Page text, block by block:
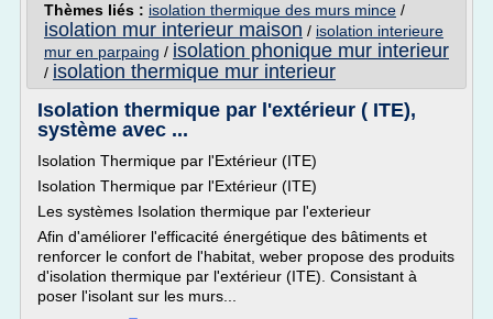
Thèmes liés : isolation thermique des murs mince /
isolation mur interieur maison / isolation interieure
mur en parpaing / isolation phonique mur interieur
/ isolation thermique mur interieur
Isolation thermique par l'extérieur ( ITE),
système avec ...
Isolation Thermique par l'Extérieur (ITE)
Isolation Thermique par l'Extérieur (ITE)
Les systèmes Isolation thermique par l'exterieur
Afin d'améliorer l'efficacité énergétique des bâtiments et
renforcer le confort de l'habitat, weber propose des produits
d'isolation thermique par l'extérieur (ITE). Consistant à
poser l'isolant sur les murs...